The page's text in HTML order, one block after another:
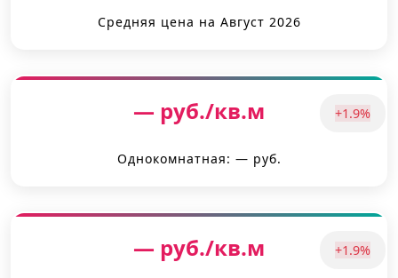
Средняя цена на Август 2026
— руб./кв.м +1.9%
Однокомнатная: — руб.
— руб./кв.м +1.9%